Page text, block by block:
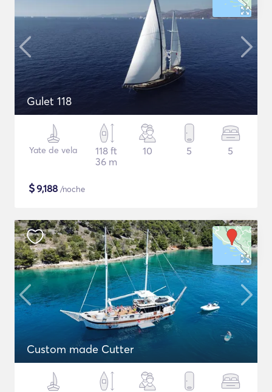
Gulet 118
Yate de vela
118 ft
36 m
10 5 5
$9,188 /noche
Custom made Cutter